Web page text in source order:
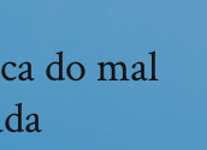
do mal